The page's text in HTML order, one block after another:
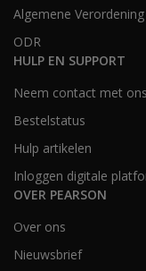
Algemene
ODR
HULP EN SUPPORT
Neem contact met
Bestelstatus
Hulp artikelen
Inloggen digitale
OVER PEARSON
Over ons
Nieuwsbrief